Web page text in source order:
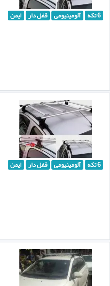
6 تکه آلومینیومی قفل دار ایمن
6 تکه آلومینیومی قفل دار ایمن